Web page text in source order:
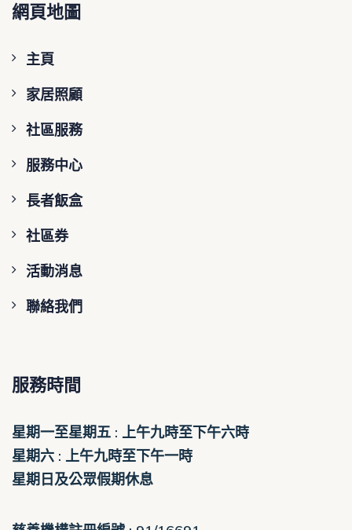
網頁地圖
主頁
家居照顧
社區服務
服務中心
長者飯盒
社區券
活動消息
聯絡我們
服務時間
星期一至星期五 : 上午九時至下午六時
星期六 : 上午九時至下午一時
星期日及公眾假期休息